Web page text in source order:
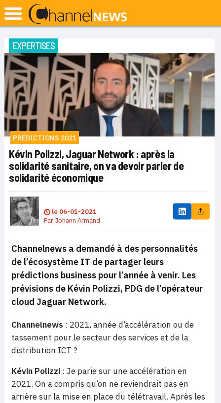
EXPERTISES
PRÉDICTIONS 2021
Kévin Polizzi, Jaguar Network : après la
solidarité sanitaire, on va devoir parler de
solidarité économique
le 06-01-2021
Par Johann Armand
Channelnews a demandé à des personnalités
de l’écosystème IT de partager leurs
prédictions business pour l’année à venir. Les
prévisions de Kévin Polizzi, PDG de l’opérateur
cloud Jaguar Network.
Channelnews : 2021, année d’accélération ou de
tassement pour le secteur des services et de la
distribution ICT ?
Kévin Polizzi : Je parie sur une accélération en
2021. On a compris qu’on ne reviendrait pas en
arrière sur la mise en place du télétravail. Après les